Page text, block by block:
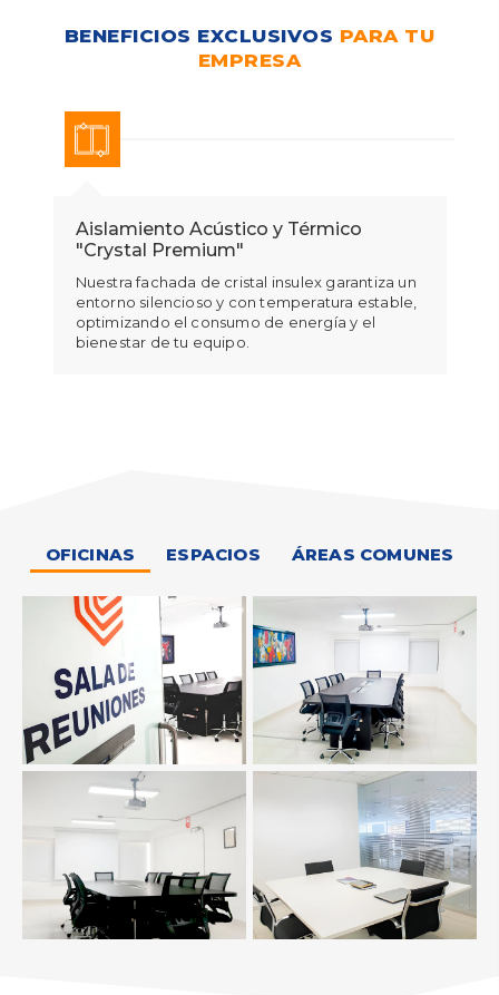
BENEFICIOS EXCLUSIVOS PARA TU
EMPRESA
Aislamiento Acústico y Térmico
"Crystal Premium"
Nuestra fachada de cristal insulex garantiza un
entorno silencioso y con temperatura estable,
optimizando el consumo de energía y el
bienestar de tu equipo.
OFICINAS ESPACIOS ÁREAS COMUNES